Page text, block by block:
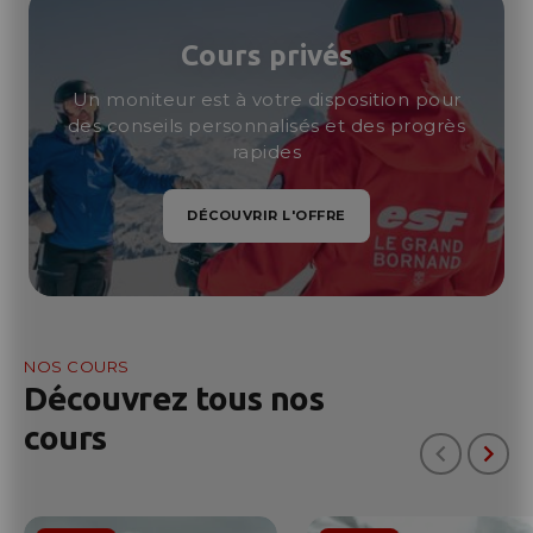
Cours privés
Un moniteur est à votre disposition pour
des conseils personnalisés et des progrès
rapides
DÉCOUVRIR L'OFFRE
NOS COURS
Découvrez tous nos
cours